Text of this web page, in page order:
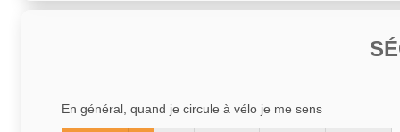
En général, quand je circule à vélo je me sens